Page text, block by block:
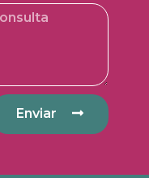
Enviar